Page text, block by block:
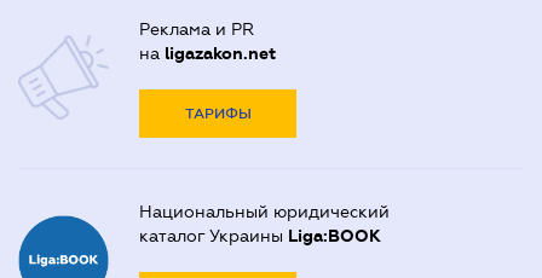
Реклама и PR
на ligazakon.net
ТАРИФЫ
Национальный юридический
каталог Украины Liga:BOOK